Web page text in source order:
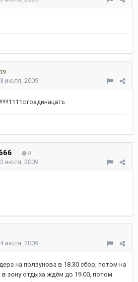
19
июля, 2009
0
июля, 2009
июля, 2009
на ползунова в 18.30 сбор, потом на
в зону отдыха ждём до 19.00, потом